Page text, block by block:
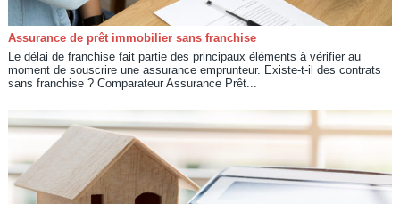
Assurance de prêt immobilier sans franchise
Le délai de franchise fait partie des principaux éléments à vérifier au
moment de souscrire une assurance emprunteur. Existe-t-il des contrats
sans franchise ? Comparateur Assurance Prêt...